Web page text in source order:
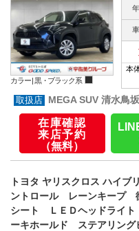
カラー |黒・ブラック系
本
MEGA SUV 清水鳥
在庫確認
来店予約
（無料）
トヨタ ヤリスクロス ハイ
ントロール レーンキープ
シート ＬＥＤヘッドライ
ーキホールド ステアリン